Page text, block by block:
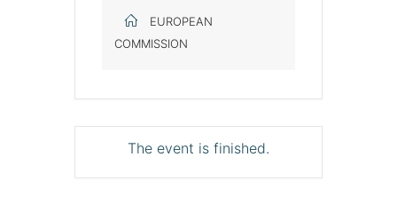
EUROPEAN
COMMISSION
The event is finished.